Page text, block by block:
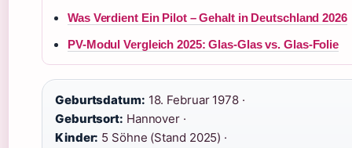
Was Verdient Ein Pilot – Gehalt in Deutschland 2026
PV-Modul Vergleich 2025: Glas-Glas vs. Glas-Folie
Geburtsdatum: 18. Februar 1978 ·
Geburtsort: Hannover ·
Kinder: 5 Söhne (Stand 2025) ·